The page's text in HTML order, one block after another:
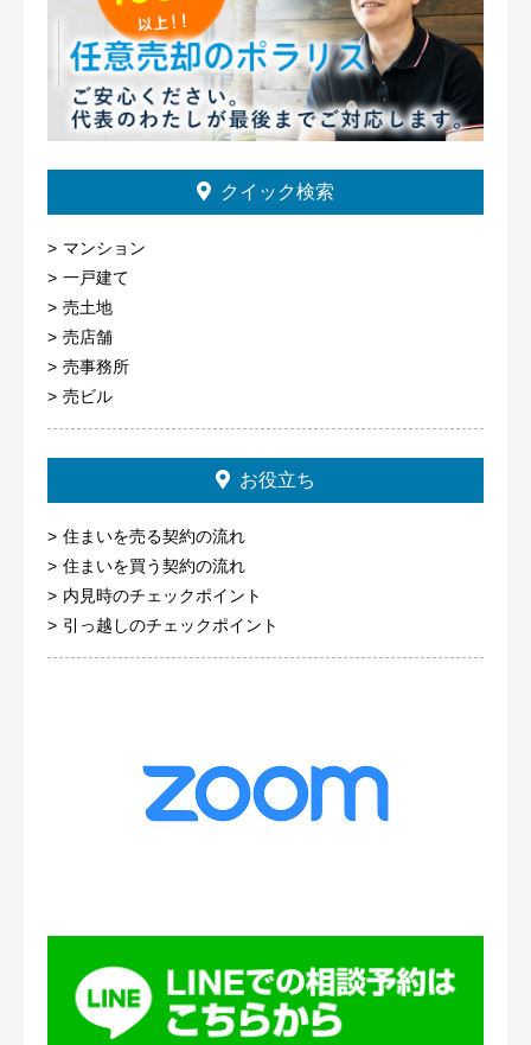
クイック検索
マンション
一戸建て
売土地
売店舗
売事務所
売ビル
お役立ち
住まいを売る契約の流れ
住まいを買う契約の流れ
内見時のチェックポイント
引っ越しのチェックポイント